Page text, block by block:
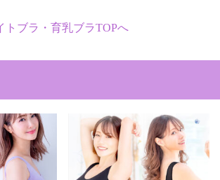
トブラ・育乳ブラTOPへ